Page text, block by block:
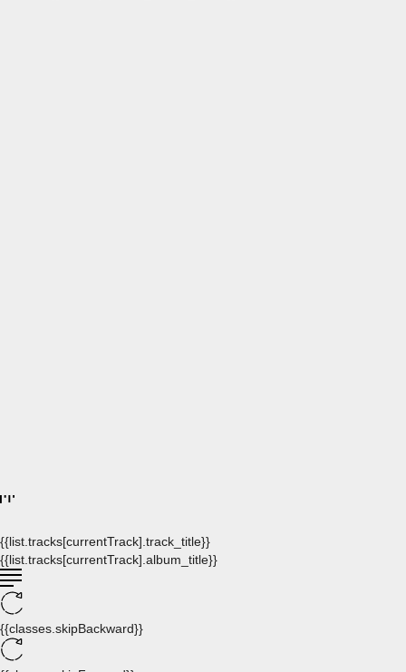
{{list.tracks[currentTrack].track_title}}
{{list.tracks[currentTrack].album_title}}
{{classes.skipBackward}}